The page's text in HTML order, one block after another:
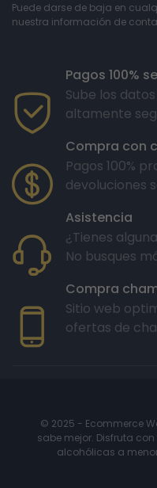
Puede darse de baja en
nuestra información de
Pagos 100%
Sube los
altamente
Compra con
Pagos 100%
devoluciones
Asistencia
¿Tienes
No busques
Compra
Sitio web
ofertas de
© 2025 - Ecommerce
sabe mejor. Disfruta
alcohólicas a